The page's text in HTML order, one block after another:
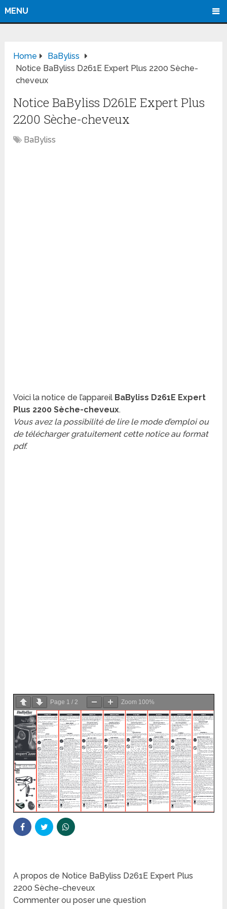
MENU
Home
BaByliss
Notice BaByliss D261E Expert Plus 2200 Sèche-
cheveux
Notice BaByliss D261E Expert Plus
2200 Sèche-cheveux
BaByliss
Voici la notice de l’appareil BaByliss D261E Expert
Plus 2200 Sèche-cheveux.
Vous avez la possibilité de lire le mode d’emploi ou
de télécharger gratuitement cette notice au format
pdf.
Page 1 /2 Zoom 100%
A propos de Notice BaByliss D261E Expert Plus
2200 Sèche-cheveux
Commenter ou poser une question